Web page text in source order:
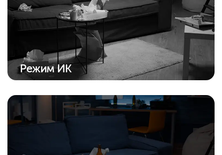
Режим ИК
Усовершенствованный ИК-алгоритм
обеспечивает четкие черно-белые снимки
даже в темноте.